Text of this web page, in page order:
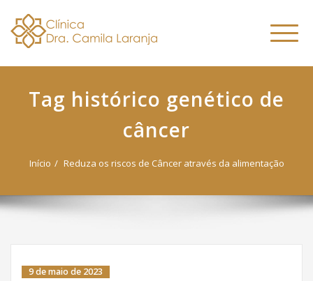
content
Laranja
Especialista em Fitoterapia
Tag histórico genético de
câncer
Início Reduza os riscos de Câncer através da alimentação
9 de maio de 2023